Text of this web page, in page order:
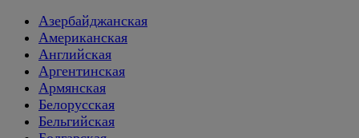
Азербайджанская
Американская
Английская
Аргентинская
Армянская
Белорусская
Бельгийская